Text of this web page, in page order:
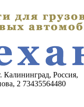
Калининград, Россия,
2 73435564480